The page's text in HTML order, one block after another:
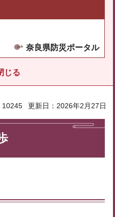
奈良県防災ポータル
じる
10245 更新日：2026年2月27日